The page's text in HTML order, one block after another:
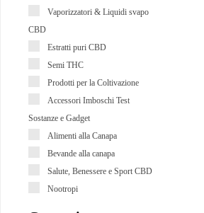
Vaporizzatori & Liquidi svapo
CBD
Estratti puri CBD
Semi THC
Prodotti per la Coltivazione
Accessori Imboschi Test
Sostanze e Gadget
Alimenti alla Canapa
Bevande alla canapa
Salute, Benessere e Sport CBD
Nootropi